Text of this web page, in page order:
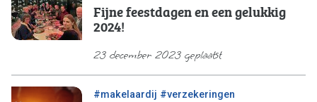
Fijne feestdagen en een gelukkig
2024!
23 december 2023 geplaatst
#makelaardij /#verzekeringen